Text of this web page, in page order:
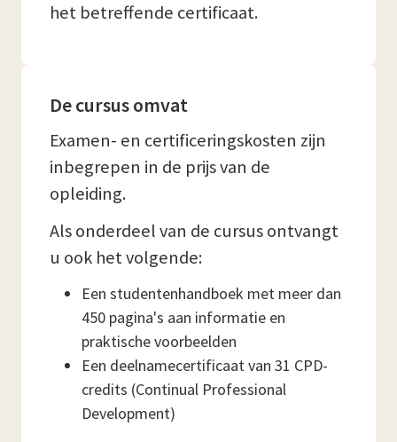
het betreffende certificaat.
De cursus omvat
Examen- en certificeringskosten zijn
inbegrepen in de prijs van de
opleiding.
Als onderdeel van de cursus ontvangt
u ook het volgende:
Een studentenhandboek met meer dan
450 pagina's aan informatie en
praktische voorbeelden
Een deelnamecertificaat van 31 CPD-
credits (Continual Professional
Development)